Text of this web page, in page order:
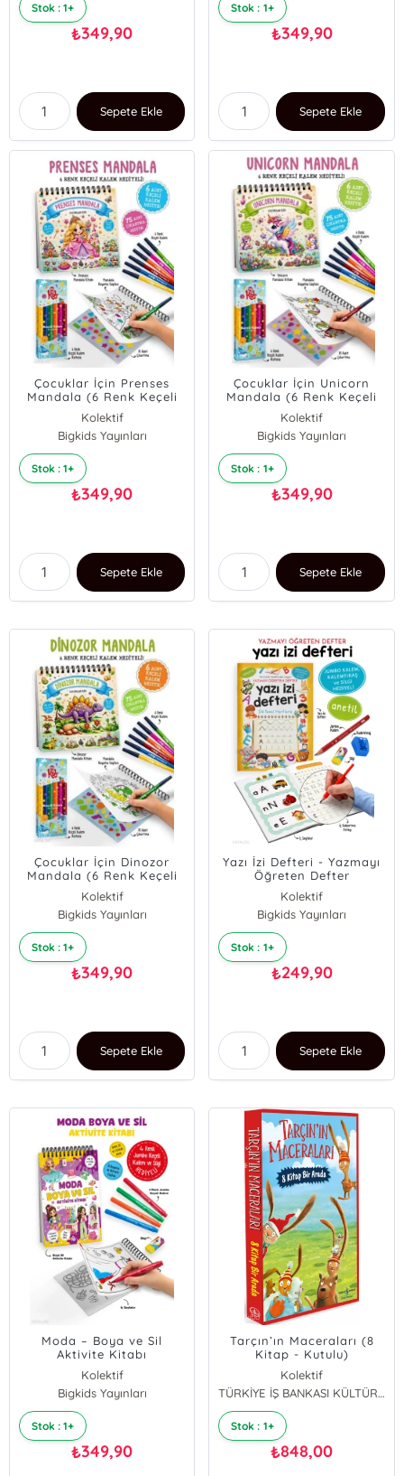
Stok : 1+
₺349,90
Sepete Ekle
Stok : 1+
₺349,90
Sepete Ekle
Çocuklar İçin Prenses
Mandala (6 Renk Keçeli
Kalem ve 75 Adet
Çıkartma Hediye!)
Kolektif
Bigkids Yayınları
Stok : 1+
₺349,90
Sepete Ekle
Çocuklar İçin Unicorn
Mandala (6 Renk Keçeli
Kalem ve 75 Adet
Çıkartma Hediye!)
Kolektif
Bigkids Yayınları
Stok : 1+
₺349,90
Sepete Ekle
Çocuklar İçin Dinozor
Mandala (6 Renk Keçeli
Kalem ve 75 Adet
Çıkartma Hediye!)
Kolektif
Bigkids Yayınları
Stok : 1+
₺349,90
Sepete Ekle
Yazı İzi Defteri - Yazmayı
Öğreten Defter
Kolektif
Bigkids Yayınları
Stok : 1+
₺249,90
Sepete Ekle
Moda – Boya ve Sil
Aktivite Kitabı
Kolektif
Bigkids Yayınları
Stok : 1+
₺349,90
Tarçın’ın Maceraları (8
Kitap - Kutulu)
Kolektif
TÜRKİYE İŞ BANKASI KÜLTÜR YAYINLARI
Stok : 1+
₺848,00